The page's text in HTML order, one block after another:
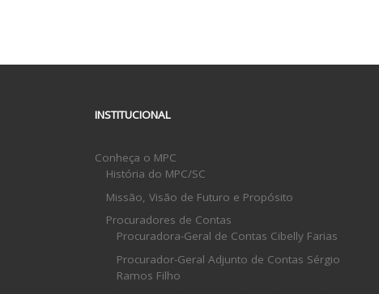
INSTITUCIONAL
Conheça o MPC
História do MPC/SC
Missão, Visão de Futuro e Propósito
Procuradores de Contas
Procuradora-Geral de Contas Cibelly Farias
Procurador-Geral Adjunto de Contas Sérgio
Ramos Filho